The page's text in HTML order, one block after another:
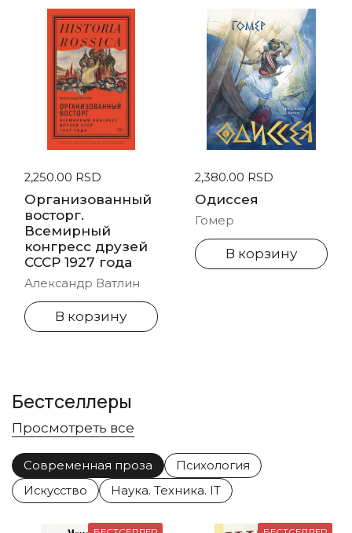
Стандартная цена
2,250.00 RSD
Организованный
восторг.
Всемирный
конгресс друзей
СССР 1927 года
Александр Ватлин
В корзину
Стандартная цена
2,380.00 RSD
Одиссея
Гомер
В корзину
Бестселлеры
Просмотреть все
Современная проза
Психология
Искусство
Наука. Техника. IT